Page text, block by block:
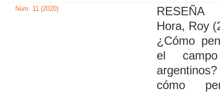
Núm. 11 (2020)
Hora, Roy
¿Cómo
el
cómo